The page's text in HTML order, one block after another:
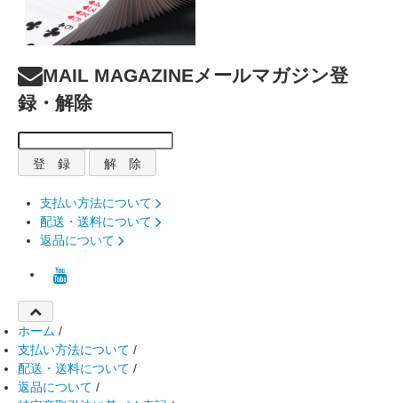
MAIL MAGAZINEメールマガジン登
録・解除
支払い方法について
配送・送料について
返品について
ホーム /
支払い方法について /
配送・送料について /
返品について /